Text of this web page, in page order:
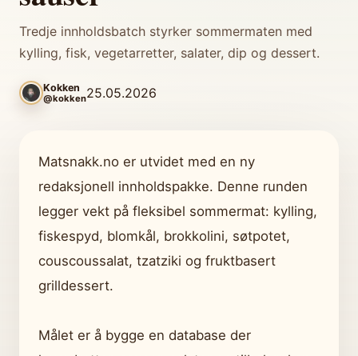
Tredje innholdsbatch styrker sommermaten med
kylling, fisk, vegetarretter, salater, dip og dessert.
Kokken
@kokken25.05.2026
Matsnakk.no er utvidet med en ny
redaksjonell innholdspakke. Denne runden
legger vekt på fleksibel sommermat: kylling,
fiskespyd, blomkål, brokkolini, søtpotet,
couscoussalat, tzatziki og fruktbasert
grilldessert.
Målet er å bygge en database der